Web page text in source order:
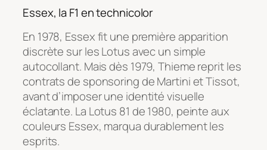
Essex, la F1 en technicolor
En 1978, Essex fit une première apparition
discrète sur les Lotus avec un simple
autocollant. Mais dès 1979, Thieme reprit les
contrats de sponsoring de Martini et Tissot,
avant d’imposer une identité visuelle
éclatante. La Lotus 81 de 1980, peinte aux
couleurs Essex, marqua durablement les
esprits.